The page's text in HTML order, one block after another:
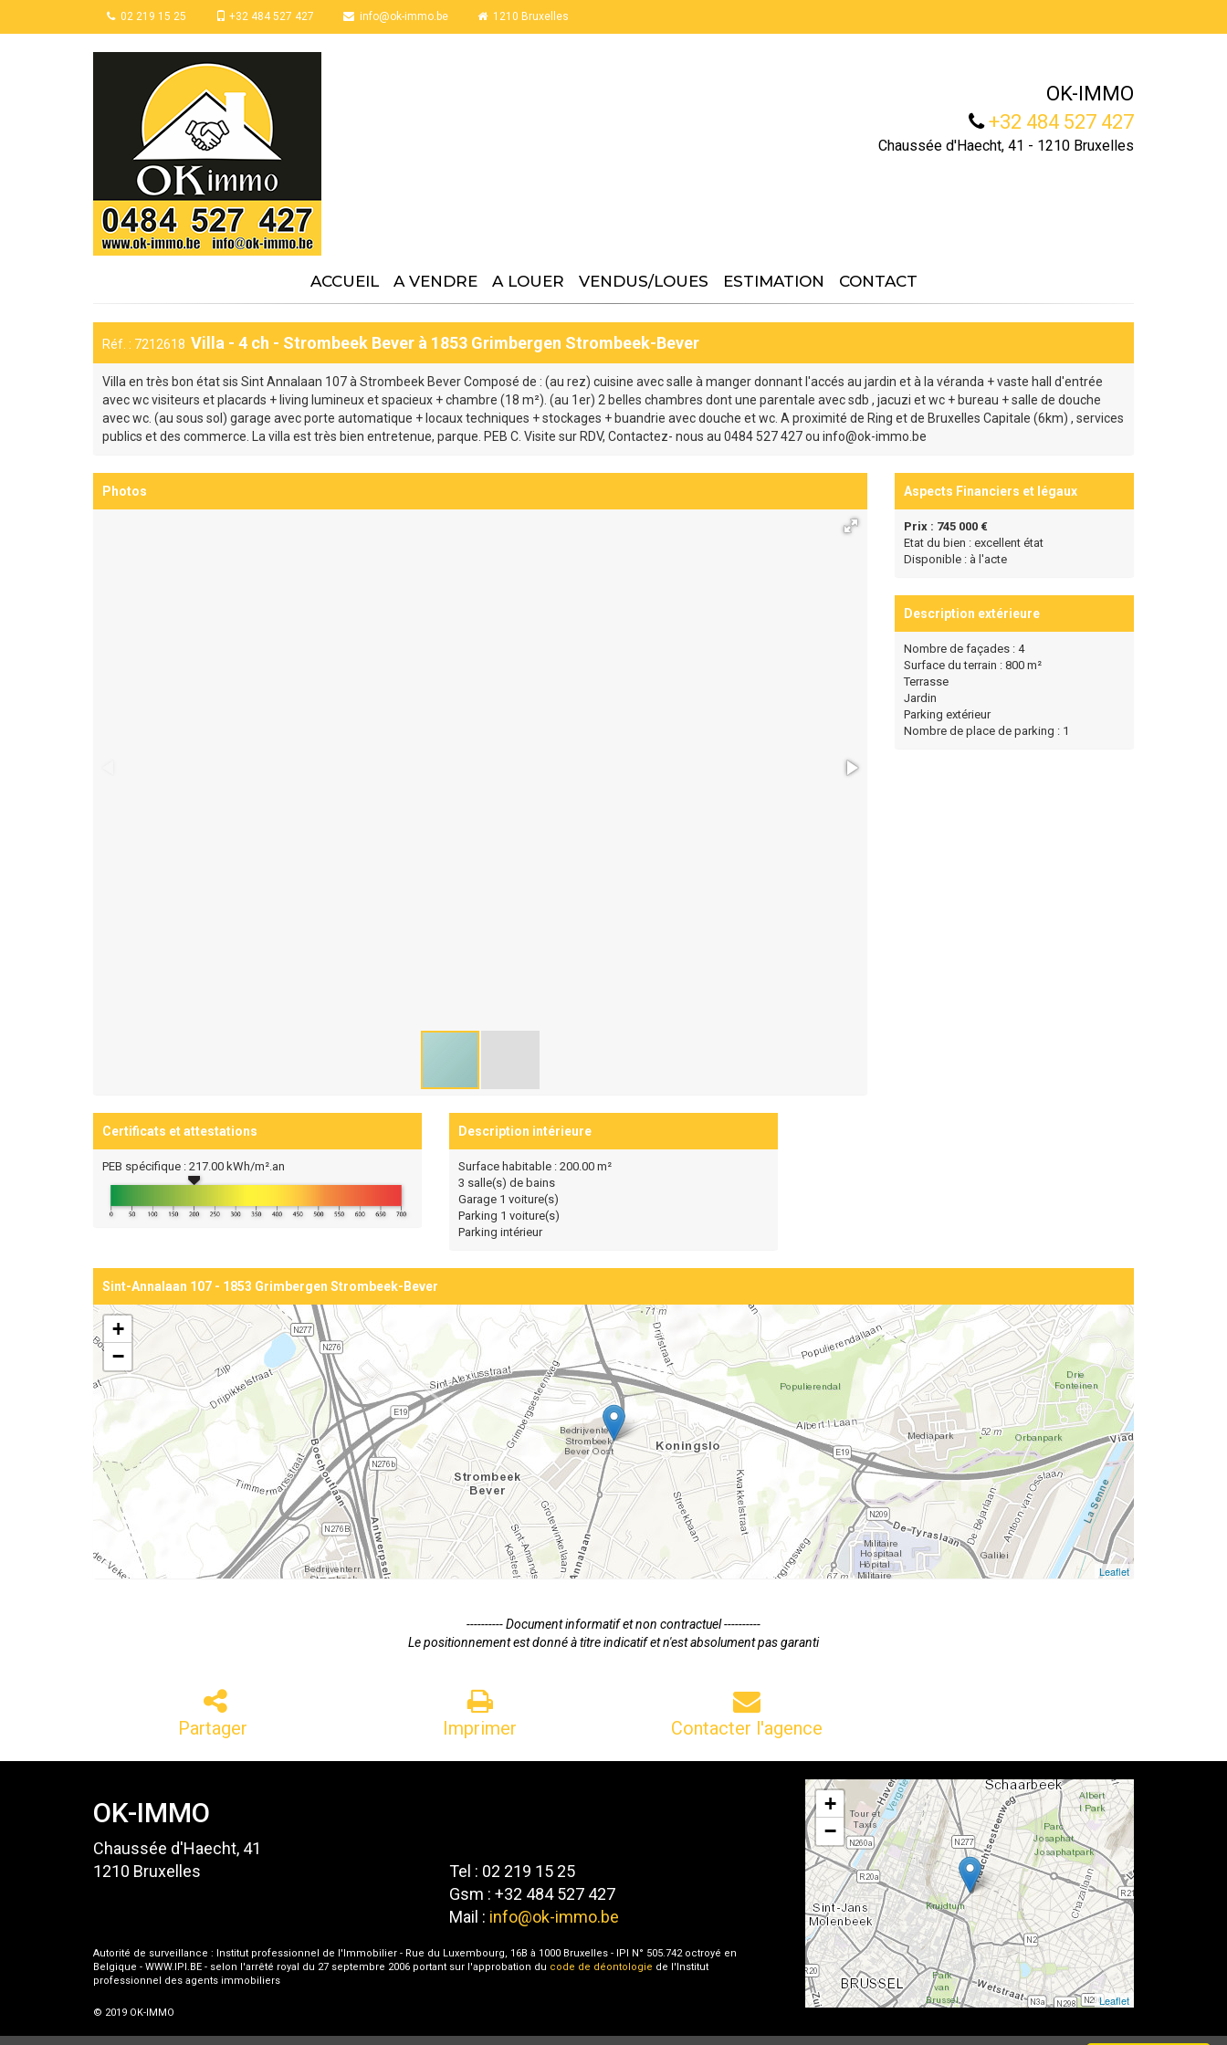
02 219 15 25 +32 484 527 427 info@ok-immo.be 1210 Bruxelles
OK-IMMO
+32 484 527 427
Chaussée d'Haecht, 41 - 1210 Bruxelles
ACCUEIL A VENDRE A LOUER VENDUS/LOUES ESTIMATION CONTACT
Réf. : 7212618 Villa - 4 ch - Strombeek Bever à 1853 Grimbergen Strombeek-Bever
Villa en très bon état sis Sint Annalaan 107 à Strombeek Bever Composé de : (au rez) cuisine avec salle à manger donnant l'accés au jardin et à la véranda + vaste hall d'entrée
avec wc visiteurs et placards + living lumineux et spacieux + chambre (18 m²). (au 1er) 2 belles chambres dont une parentale avec sdb , jacuzi et wc + bureau + salle de douche
avec wc. (au sous sol) garage avec porte automatique + locaux techniques + stockages + buandrie avec douche et wc. A proximité de Ring et de Bruxelles Capitale (6km) , services
publics et des commerce. La villa est très bien entretenue, parque. PEB C. Visite sur RDV, Contactez- nous au 0484 527 427 ou info@ok-immo.be
Photos Aspects Financiers et légaux
Prix : 745 000 €
Etat du bien : excellent état
Disponible : à l'acte
Description extérieure
Nombre de façades : 4
Surface du terrain : 800 m²
Terrasse
Jardin
Parking extérieur
Nombre de place de parking : 1
Certificats et attestations
PEB spécifique : 217.00 kWh/m².an
Description intérieure
Surface habitable : 200.00 m²
3 salle(s) de bains
Garage 1 voiture(s)
Parking 1 voiture(s)
Parking intérieur
Sint-Annalaan 107 - 1853 Grimbergen Strombeek-Bever
+
−
Leaflet
---------- Document informatif et non contractuel ----------
Le positionnement est donné à titre indicatif et n'est absolument pas garanti
Partager Imprimer Contacter l'agence
OK-IMMO
Chaussée d'Haecht, 41
1210 Bruxelles
Tel : 02 219 15 25
Gsm : +32 484 527 427
Mail : info@ok-immo.be
Autorité de surveillance : Institut professionnel de l'Immobilier - Rue du Luxembourg, 16B à 1000 Bruxelles - IPI N° 505.742 octroyé en
Belgique - WWW.IPI.BE - selon l'arrêté royal du 27 septembre 2006 portant sur l'approbation du code de déontologie de l'Institut
professionnel des agents immobiliers
© 2019 OK-IMMO
+
−
Leaflet